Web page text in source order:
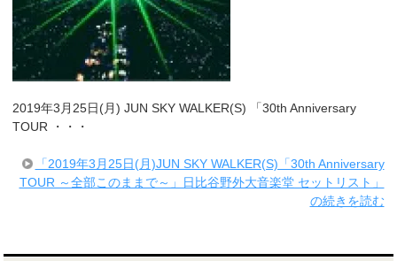
2019年3月25日(月) JUN SKY WALKER(S) 「30th Anniversary
TOUR ・・・
「2019年3月25日(月)JUN SKY WALKER(S)「30th Anniversary
TOUR ～全部このままで～」日比谷野外大音楽堂 セットリスト」
の続きを読む